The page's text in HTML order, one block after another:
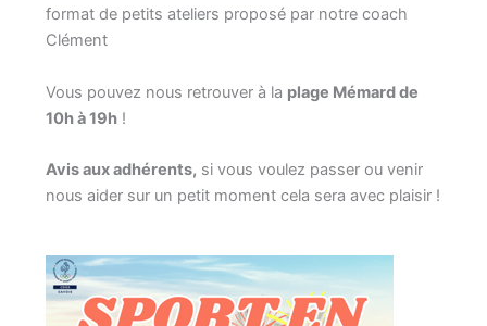
format de petits ateliers proposé par notre coach
Clément
Vous pouvez nous retrouver à la plage Mémard de
10h à 19h!
Avis aux adhérents, si vous voulez passer ou venir
nous aider sur un petit moment cela sera avec plaisir !